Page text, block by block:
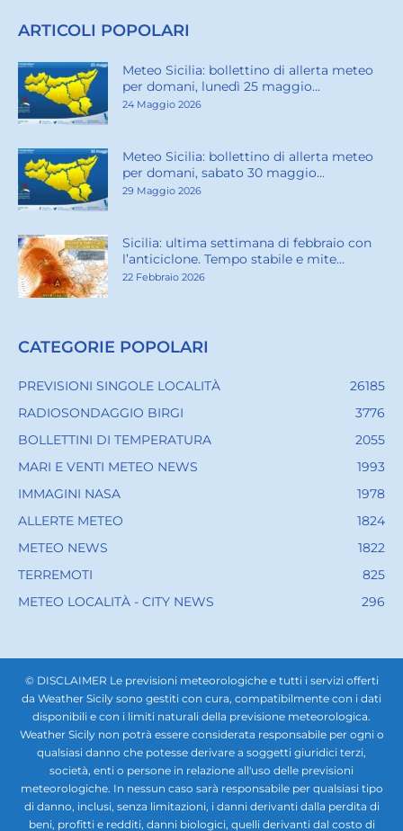
ARTICOLI POPOLARI
Meteo Sicilia: bollettino di allerta meteo
per domani, lunedì 25 maggio...
24 Maggio 2026
Meteo Sicilia: bollettino di allerta meteo
per domani, sabato 30 maggio...
29 Maggio 2026
Sicilia: ultima settimana di febbraio con
l’anticiclone. Tempo stabile e mite...
22 Febbraio 2026
CATEGORIE POPOLARI
PREVISIONI SINGOLE LOCALITÀ
26185
RADIOSONDAGGIO BIRGI
3776
BOLLETTINI DI TEMPERATURA
2055
MARI E VENTI METEO NEWS
1993
IMMAGINI NASA
1978
ALLERTE METEO
1824
METEO NEWS
1822
TERREMOTI
825
METEO LOCALITÀ - CITY NEWS
296
© DISCLAIMER Le previsioni meteorologiche e tutti i servizi offerti
da Weather Sicily sono gestiti con cura, compatibilmente con i dati
disponibili e con i limiti naturali della previsione meteorologica.
Weather Sicily non potrà essere considerata responsabile per ogni o
qualsiasi danno che potesse derivare a soggetti giuridici terzi,
società, enti o persone in relazione all'uso delle previsioni
meteorologiche. In nessun caso sarà responsabile per qualsiasi tipo
di danno, inclusi, senza limitazioni, i danni derivanti dalla perdita di
beni, profitti e redditi, danni biologici, quelli derivanti dal costo di